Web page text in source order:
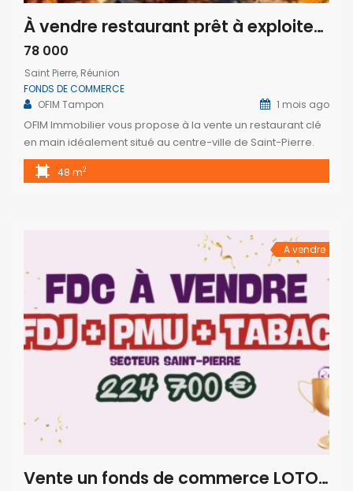
À vendre restaurant prêt à exploiter au cœur de Saint-Pierre Réunion
78 000
Saint Pierre, Réunion
FONDS DE COMMERCE
OFIM Tampon
1 mois ago
OFIM Immobilier vous propose à la vente un restaurant clé
en main idéalement situé au centre-ville de Saint-Pierre.
L’établissement offre une salle de restauration de 48 m² en
L pouvant accueillir environ 20 couverts, une cuisine
48 m2
A vendre
Vente un fonds de commerce LOTO – PMU – FDJ – BAR – TABAC situé à Saint-Pierre Réunion